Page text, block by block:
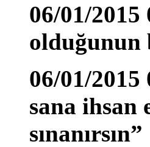
06/01/2015
olduğunun
06/01/2015
sana ihsan
sınanırsın”